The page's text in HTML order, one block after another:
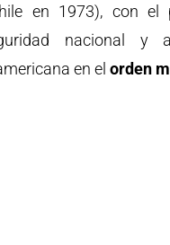
en 1973), con el
nacional y
en elorden